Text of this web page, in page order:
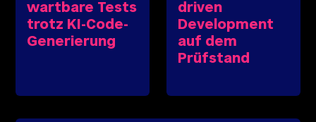
wartbare Tests
trotz KI-Code-
Generierung
driven
Development
auf dem
Prüfstand